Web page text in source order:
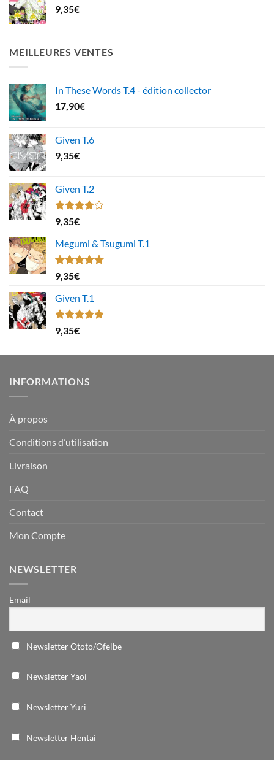
9,35€
MEILLEURES VENTES
In These Words T.4 - édition collector
17,90€
Given T.6
9,35€
Given T.2
Note
4.00
5
9,35€
Megumi & Tsugumi T.1
Note4.67
sur 5
9,35€
Given T.1
Note5.00
sur 5
9,35€
INFORMATIONS
À propos
Conditions d’utilisation
Livraison
FAQ
Contact
Mon Compte
NEWSLETTER
Email
Newsletter Ototo/Ofelbe
Newsletter Yaoi
Newsletter Yuri
Newsletter Hentai